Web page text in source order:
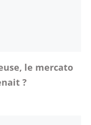
le mercato
?